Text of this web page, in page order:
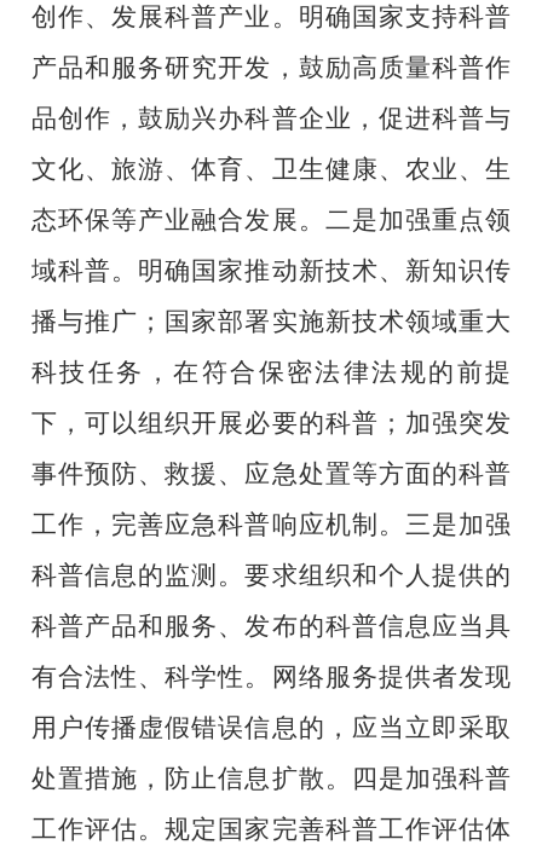
创作、发展科普产业。明确国家支持科普
产品和服务研究开发，鼓励高质量科普作
品创作，鼓励兴办科普企业，促进科普与
文化、旅游、体育、卫生健康、农业、生
态环保等产业融合发展。二是加强重点领
域科普。明确国家推动新技术、新知识传
播与推广；国家部署实施新技术领域重大
科技任务，在符合保密法律法规的前提
下，可以组织开展必要的科普；加强突发
事件预防、救援、应急处置等方面的科普
工作，完善应急科普响应机制。三是加强
科普信息的监测。要求组织和个人提供的
科普产品和服务、发布的科普信息应当具
有合法性、科学性。网络服务提供者发现
用户传播虚假错误信息的，应当立即采取
处置措施，防止信息扩散。四是加强科普
工作评估。规定国家完善科普工作评估体